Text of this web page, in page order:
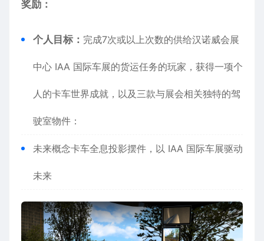
奖励：
个人目标： 完成7次或以上次数的供给汉诺威会展
中心 IAA 国际车展的货运任务的玩家，获得一项个
人的卡车世界成就，以及三款与展会相关独特的驾
驶室物件：
​未来概念卡车全息投影摆件，以 IAA 国际车展驱动
未来